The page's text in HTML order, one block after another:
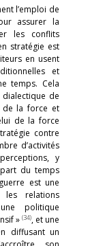
l’emploi de
assurer la
les conflits
stratégie est
en usent
et
temps. Cela
dialectique de
de la force et
de la force
contre
d’activités
y
du temps
est une
relations
politique
» (34), et une
diffusant un